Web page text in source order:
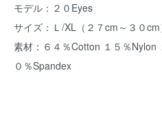
モデル：２０Eyes
サイズ：Ｌ/XL（２７cm～３０cm
素材：６４％Cotton １５％Nylon
０％Spandex